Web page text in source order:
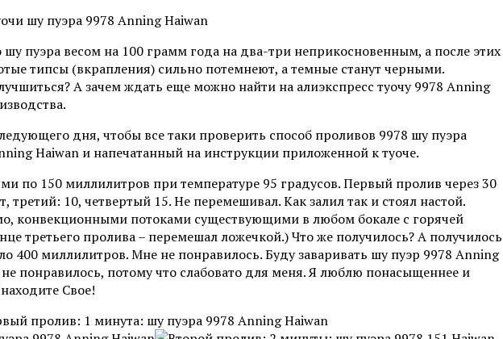
шу пуэра весом на 100 грамм года на два-три неприкосновенным, а после этих
типсы (вкрапления) сильно потемнеют, а темные станут черными.
А зачем ждать еще можно найти на алиэкспресс туочу 9978 Anning
дня, чтобы все таки проверить способ проливов 9978 шу пуэра
Haiwan и напечатанный на инструкции приложенной к туоче.
по 150 миллилитров при температуре 95 градусов. Первый пролив через 30
третий: 10, четвертый 15. Не перемешивал. Как залил так и стоял настой.
конвекционными потоками существующими в любом бокале с горячей
третьего пролива – перемешал ложечкой.) Что же получилось? А получилось
400 миллилитров. Мне не понравилось. Буду заваривать шу пуэр 9978 Anning
понравилось, потому что слабовато для меня. Я люблю понасыщеннее и
Свое!